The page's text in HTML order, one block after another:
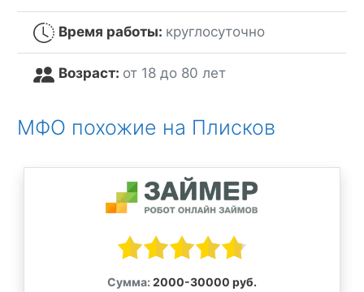
Время работы: круглосуточно
Возраст: от 18 до 80 лет
МФО похожие на Плисков
Сумма: 2000-30000 руб.